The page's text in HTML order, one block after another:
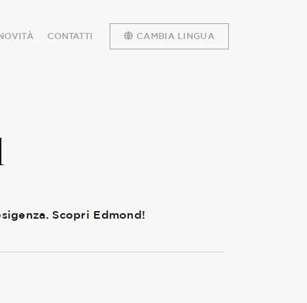
CONTATTI CAMBIA LINGUA
Scopri Edmond!